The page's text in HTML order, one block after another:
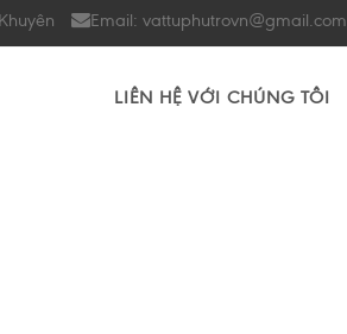
Email: vattuphutrovn@gmail.com
LIÊN HỆ VỚI CHÚNG TÔI